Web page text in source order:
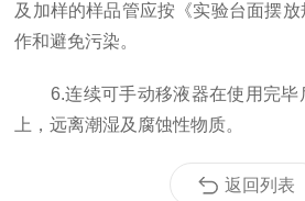
及加样的样品管应按《实验台面摆
作和避免污染。
6.连续可手动移液器在使用完毕
上，远离潮湿及腐蚀性物质。
返回列表